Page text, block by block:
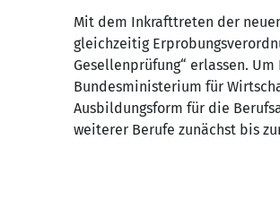
Mit dem Inkrafttreten der
gleichzeitig
Gesellenprüfung“ erlassen.
Bundesministerium für
Ausbildungsform für die
weiterer Berufe zunächst bis